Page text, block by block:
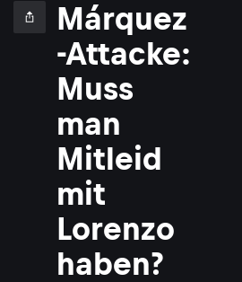
Márquez
-Attacke:
Muss
man
Mitleid
mit
Lorenzo
haben?